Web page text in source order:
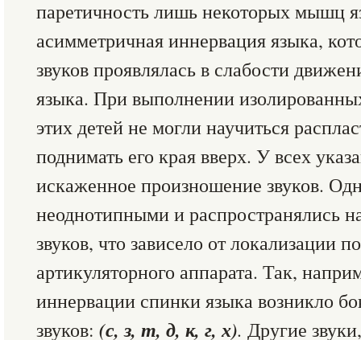
паретичность лишь некоторых мышц
асимметричная иннервация языка,
звуков проявлялась в слабости
языка. При выполнении
этих детей не могли научиться
поднимать его края вверх. У всех
искаженное произношение звуков.
неоднотипными и распространялись
звуков, что зависело от локализации
артикуляторного аппарата. Так,
иннервации спинки языка возникло
звуков: (с, з, т, д, к, г, х). Другие